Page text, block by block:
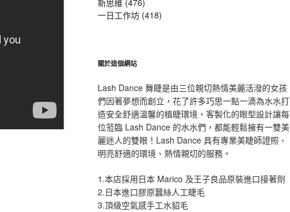
新思維 (476)
一日工作坊 (418)
關於這個網站
Lash Dance 舞睫是由三位親切熱情美麗活潑的女孩
們因著夢想而創立，花了許多巧思一點一滴為水水打
造安全舒適溫馨的植睫環境，客製化的眼型設計讓每
位蒞臨 Lash Dance 的水水們，都能輕鬆擁有一雙美
麗迷人的雙眼！Lash Dance 具有專業美睫師證照、
明亮舒適的環境、熱情親切的服務。
1.本店採用日本 Marico 及王子良品原裝進口接著劑
2.日本進口膠原蠶絲人工睫毛
3.頂級空氣感手工水貂毛